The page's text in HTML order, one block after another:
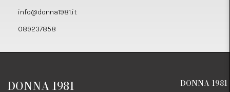
info@donna1981.it
089237858
DONNA 1981 DONNA 1981